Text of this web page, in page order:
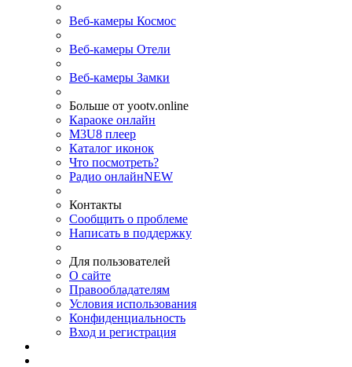
Веб-камеры Космос
Веб-камеры Отели
Веб-камеры Замки
Больше от yootv.online
Караоке онлайн
M3U8 плеер
Каталог иконок
Что посмотреть?
Радио онлайнNEW
Контакты
Сообщить о проблеме
Написать в поддержку
Для пользователей
О сайте
Правообладателям
Условия использования
Конфиденциальность
Вход и регистрация